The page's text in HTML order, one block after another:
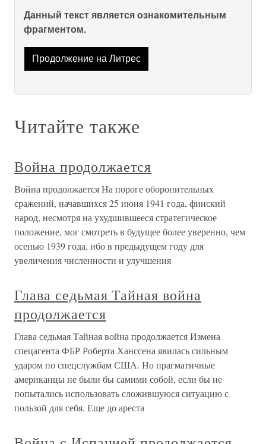
Данный текст является ознакомительным
фрагментом.
Продолжение на Литрес
Читайте также
Война продолжается
Война продолжается На пороге оборонительных
сражений, начавшихся 25 июня 1941 года, финский
народ, несмотря на ухудшившееся стратегическое
положение, мог смотреть в будущее более уверенно, чем
осенью 1939 года, ибо в предыдущем году для
увеличения численности и улучшения
Глава седьмая Тайная война
продолжается
Глава седьмая Тайная война продолжается Измена
спецагента ФБР Роберта Ханссена явилась сильным
ударом по спецслужбам США. Но прагматичные
американцы не были бы самими собой, если бы не
попытались использовать сложившуюся ситуацию с
пользой для себя. Еще до ареста